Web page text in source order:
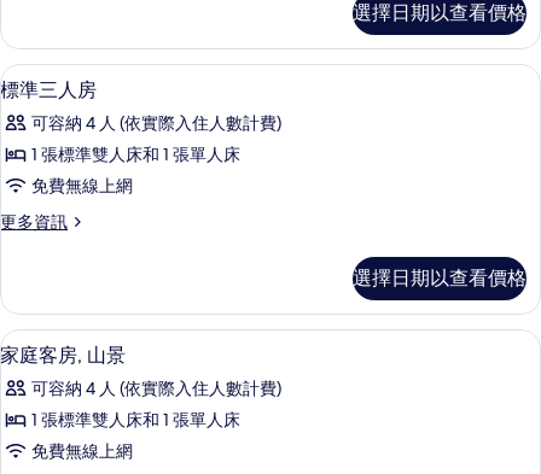
陽
台
的
所
有
相
片
雙
人
房,
台
的
情
選擇日期以查看價格
顯
示
標
準
人
的
所
有
相
片
標準三人房 | 書桌、遮光布/窗簾、免
4
標準三人房
可容納 4 人 (依實際入住人數計費)
1 張標準雙人床和 1 張單人床
免費無線上網
更多資訊
更
三
人
房
的
詳
情
選擇日期以查看價格
顯
示
家
庭
家庭客房, 山景 | 書桌、遮光布/窗簾、
4
家庭客房, 山景
可容納 4 人 (依實際入住人數計費)
1 張標準雙人床和 1 張單人床
免費無線上網